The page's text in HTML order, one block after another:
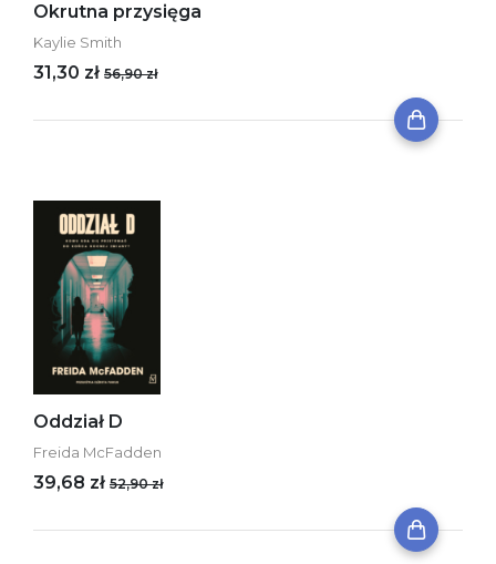
Okrutna przysięga
Kaylie Smith
31,30 zł 56,90 zł
Oddział D
Freida McFadden
39,68 zł 52,90 zł